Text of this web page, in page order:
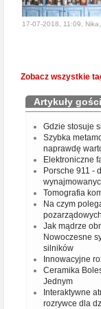
17-07-2018, 11:09, Nika,
Zobacz wszystkie
Artykuły
Gdzie stosuje
Szybka
naprawdę
Elektroniczne
Porsche 911 -
Tomografia
Na czym
Jak mądrze
Nowoczesne
silników
Innowacyjne
Ceramika
Jednym
Interaktywne
rozrywce dla